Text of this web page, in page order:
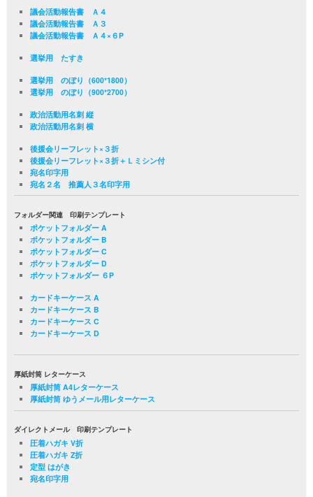
議会活動報告書 Ａ４
議会活動報告書 Ａ３
議会活動報告書 Ａ４×６P
選挙用 たすき
選挙用 のぼり（600*1800）
選挙用 のぼり（900*2700）
政治活動用名刺 縦
政治活動用名刺 横
後援会リーフレット×３折
後援会リーフレット×３折＋Ｌミシン付
宛名印字用
宛名２名 推薦人３名印字用
フォルダー関連 印刷テンプレート
ポケットフォルダー A
ポケットフォルダー B
ポケットフォルダー C
ポケットフォルダー D
ポケットフォルダー ６P
カードキーケース A
カードキーケース B
カードキーケース C
カードキーケース D
厚紙封筒 レターケース
厚紙封筒 A4レターケース
厚紙封筒 ゆうメール用レターケース
ダイレクトメール 印刷テンプレート
圧着ハガキ V折
圧着ハガキ Z折
定型 はがき
宛名印字用